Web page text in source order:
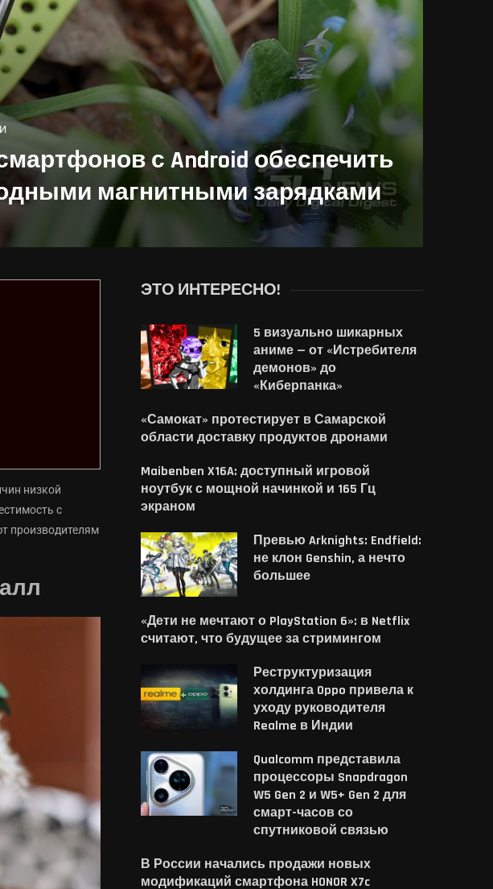
с Android обеспечить
магнитными зарядками
низкой
с
производителям
ЭТО ИНТЕРЕСНО!
5 визуально шикарных
аниме — от «Истребителя
демонов» до
«Киберпанка»
«Самокат» протестирует в Самарской
области доставку продуктов дронами
Maibenben X16A: доступный игровой
ноутбук с мощной начинкой и 165 Гц
экраном
Превью Arknights: Endfield:
не клон Genshin, а нечто
большее
«Дети не мечтают о PlayStation 6»: в Netflix
считают, что будущее за стримингом
Реструктуризация
холдинга Oppo привела к
уходу руководителя
Realme в Индии
Qualcomm представила
процессоры Snapdragon
W5 Gen 2 и W5+ Gen 2 для
смарт-часов со
спутниковой связью
В России начались продажи новых
модификаций смартфона HONOR X7c